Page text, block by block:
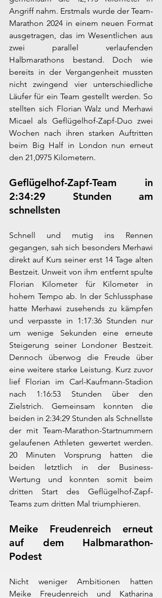
Angriff nahm. Erstmals wurde der Team-
Marathon 2024 in einem neuen Format
ausgetragen, das im Wesentlichen aus
zwei parallel verlaufenden
Halbmarathons bestand. Doch wie
bereits in der Vergangenheit mussten
nicht zwingend vier unterschiedliche
Läufer für ein Team gestellt werden. So
stellten sich Florian Walz und Merhawi
Micael als Geflügelhof-Zapf-Duo zwei
Wochen nach ihren starken Auftritten
beim Big Half in London nun erneut
den 21,0975 Kilometern.
Geflügelhof-Zapf-Team in
2:34:29 Stunden am
schnellsten
Schnell und mutig ins Rennen
gegangen, sah sich besonders Merhawi
direkt auf Kurs seiner erst 14 Tage alten
Bestzeit. Unweit von ihm entfernt spulte
Florian Kilometer für Kilometer in
hohem Tempo ab. In der Schlussphase
hatte Merhawi zusehends zu kämpfen
und verpasste in 1:17:36 Stunden nur
um wenige Sekunden eine erneute
Steigerung seiner Londoner Bestzeit.
Dennoch überwog die Freude über
eine weitere starke Leistung. Kurz zuvor
lief Florian im Carl-Kaufmann-Stadion
nach 1:16:53 Stunden über den
Zielstrich. Gemeinsam konnten die
beiden in 2:34:29 Stunden als Schnellste
der mit Team-Marathon-Startnummern
gelaufenen Athleten gewertet werden.
20 Minuten Vorsprung hatten die
beiden letztlich in der Business-
Wertung und konnten somit beim
dritten Start des Geflügelhof-Zapf-
Teams zum dritten Mal triumphieren.
Meike Freudenreich erneut
auf dem Halbmarathon-
Podest
Nicht weniger Ambitionen hatten
Meike Freudenreich und Katharina